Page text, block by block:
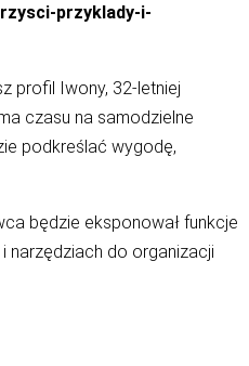
przyklady-i-
profil Iwony, 32-letniej
czasu na samodzielne
podkreślać wygodę,
będzie eksponował funkcje
narzędziach do organizacji